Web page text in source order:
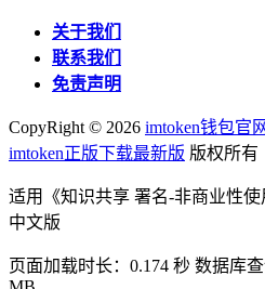
关于我们
联系我们
免责声明
CopyRight © 2026 imtoken钱包官
imtoken正版下载最新版 版权所有
适用《知识共享 署名-非商业性
中文版
页面加载时长：0.174 秒 数据库